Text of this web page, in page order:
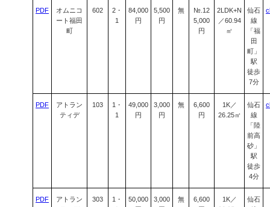
PDF
オムニコ
ート福田
町
602
2・
1
84,000
円
5,500
円
無
№.12
5,000
円
2LDK+N
／60.94
㎡
仙石
線
「福
田
町」
駅
徒歩
7分
PDF
アトラン
ティデ
103
1・
1
49,000
円
3,000
円
無
6,600
円
1K／
26.25㎡
仙石
線
「陸
前高
砂」
駅
徒歩
4分
PDF
アトラン
303
1・
50,000
3,000
無
6,600
1K／
仙石